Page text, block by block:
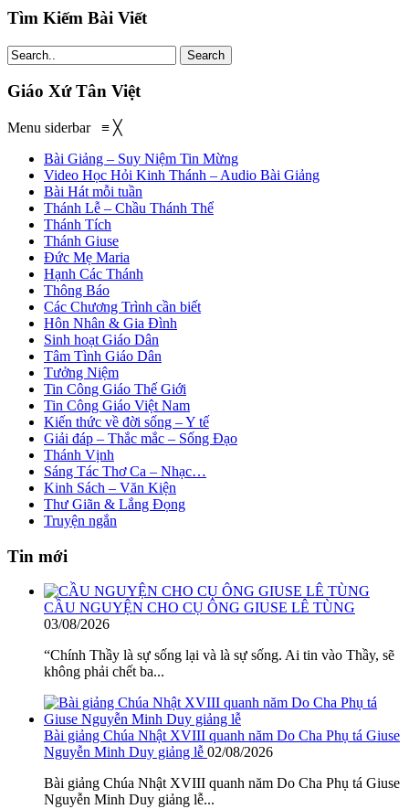
Tìm Kiếm Bài Viết
Search
Giáo Xứ Tân Việt
Menu siderbar ≡ ╳
Bài Giảng – Suy Niệm Tin Mừng
Video Học Hỏi Kinh Thánh – Audio Bài Giảng
Bài Hát mỗi tuần
Thánh Lễ – Chầu Thánh Thể
Thánh Tích
Thánh Giuse
Đức Mẹ Maria
Hạnh Các Thánh
Thông Báo
Các Chương Trình cần biết
Hôn Nhân & Gia Đình
Sinh hoạt Giáo Dân
Tâm Tình Giáo Dân
Tưởng Niệm
Tin Công Giáo Thế Giới
Tin Công Giáo Việt Nam
Kiến thức về đời sống – Y tế
Giải đáp – Thắc mắc – Sống Đạo
Thánh Vịnh
Sáng Tác Thơ Ca – Nhạc…
Kinh Sách – Văn Kiện
Thư Giãn & Lắng Đọng
Truyện ngắn
Tin mới
CẦU NGUYỆN CHO CỤ ÔNG GIUSE LÊ TÙNG
03/08/2026
“Chính Thầy là sự sống lại và là sự sống. Ai tin vào Thầy, sẽ
không phải chết ba...
Bài giảng Chúa Nhật XVIII quanh năm Do Cha Phụ tá Giuse
Nguyễn Minh Duy giảng lễ 02/08/2026
Bài giảng Chúa Nhật XVIII quanh năm Do Cha Phụ tá Giuse
Nguyễn Minh Duy giảng lễ...